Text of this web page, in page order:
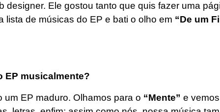
designer. Ele gostou tanto que quis fazer uma
lista de músicas do EP e bati o olho em “De um
EP musicalmente?
um EP maduro. Olhamos para o “Mente” e